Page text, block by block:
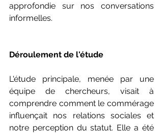
approfondie sur nos conversations
informelles.
Déroulement de l'étude
L'étude principale, menée par une
équipe de chercheurs, visait à
comprendre comment le commérage
influençait nos relations sociales et
notre perception du statut. Elle a été